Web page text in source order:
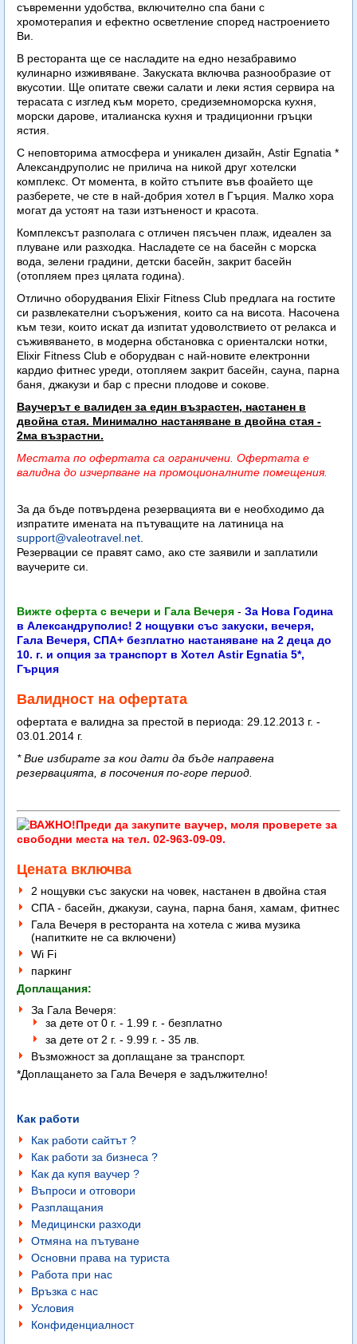
съвременни удобства, включително спа бани с
хромотерапия и ефектно осветление според настроението
Ви.
В ресторанта ще се насладите на едно незабравимо
кулинарно изживяване. Закуската включва разнообразие от
вкусотии. Ще опитате свежи салати и леки ястия сервира на
терасата с изглед към морето, средиземноморска кухня,
морски дарове, италианска кухня и традиционни гръцки
ястия.
С неповторима атмосфера и уникален дизайн, Astir Egnatia *
Александруполис не прилича на никой друг хотелски
комплекс. От момента, в който стъпите във фоайето ще
разберете, че сте в най-добрия хотел в Гърция. Малко хора
могат да устоят на тази изтъненост и красота.
Комплексът разполага с отличен пясъчен плаж, идеален за
плуване или разходка. Насладете се на басейн с морска
вода, зелени градини, детски басейн, закрит басейн
(отопляем през цялата година).
Отлично оборудвания Elixir Fitness Club предлага на гостите
си развлекателни съоръжения, които са на висота. Насочена
към тези, които искат да изпитат удоволствието от релакса и
съживяването, в модерна обстановка с ориенталски нотки,
Elixir Fitness Club е оборудван с най-новите електронни
кардио фитнес уреди, отопляем закрит басейн, сауна, парна
баня, джакузи и бар с пресни плодове и сокове.
Ваучерът е валиден за един възрастен, настанен в
двойна стая. Минимално настаняване в двойна стая -
2ма възрастни.
Местата по офертата са ограничени. Офертата е
валидна до изчерпване на промоционалните помещения.
За да бъде потвърдена резервацията ви е необходимо да
изпратите имената на пътуващите на латиница на
support@valeotravel.net
Резервации се правят само, ако сте заявили и заплатили
ваучерите си.
Вижте оферта с вечери и Гала Вечеря - За Нова Година
в Александруполис! 2 нощувки със закуски, вечеря,
Гала Вечеря, СПА+ безплатно настаняване на 2 деца до
10. г. и опция за транспорт в Хотел Astir Egnatia 5*,
Гърция
Валидност на офертата
офертата е валидна за престой в периода: 29.12.2013 г. -
03.01.2014 г.
​* Вие избирате за кои дати да бъде направена
резервацията, в посочения по-горе период.
Преди да закупите ваучер, моля проверете за
свободни места на тел. 02-963-09-09.
Цената включва
2 нощувки със закуски на човек, настанен в двойна стая
СПА - басейн, джакузи, сауна, парна баня, хамам, фитнес
Гала Вечеря в ресторанта на хотела с жива музика
(напитките не са включени)
Wi Fi
паркинг
Доплащания:
За Гала Вечеря:
за дете от 0 г. - 1.99 г. - безплатно
за дете от 2 г. - 9.99 г. - 35 лв.
Възможност за доплащане за транспорт.
*Доплащането за Гала Вечеря е задължително!
Как работи
Как работи сайтът ?
Как работи за бизнеса ?
Как да купя ваучер ?
Въпроси и отговори
Разплащания
Медицински разходи
Отмяна на пътуване
Основни права на туриста
Работа при нас
Връзка с нас
Условия
Конфиденциалност